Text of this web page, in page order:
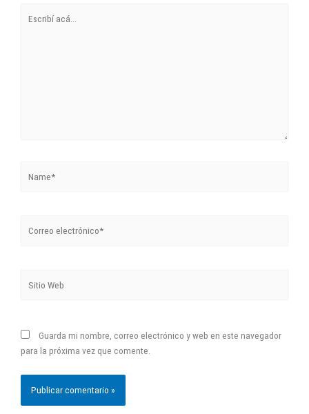
Guarda mi nombre, correo electrónico y web en este navegador
para la próxima vez que comente.